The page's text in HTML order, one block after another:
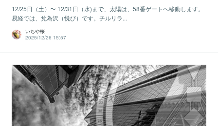
12/25日（土）〜 12/31日（水)まで、太陽は、58番ゲートへ移動します。
易経では、兌為沢（悦び）です。チルリラ...
いちや桜
2025/12/26 15:57